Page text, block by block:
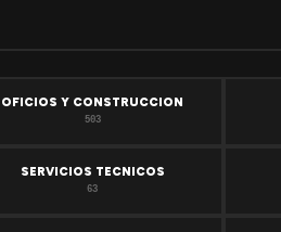
OFICIOS Y CONSTRUCCION
503
SERVICIOS TECNICOS
63